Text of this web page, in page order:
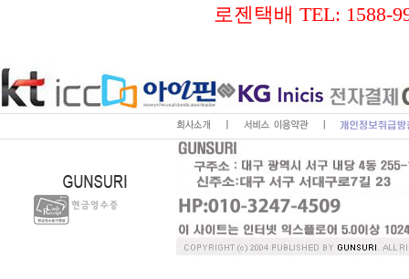
로젠택배 TEL: 1588-